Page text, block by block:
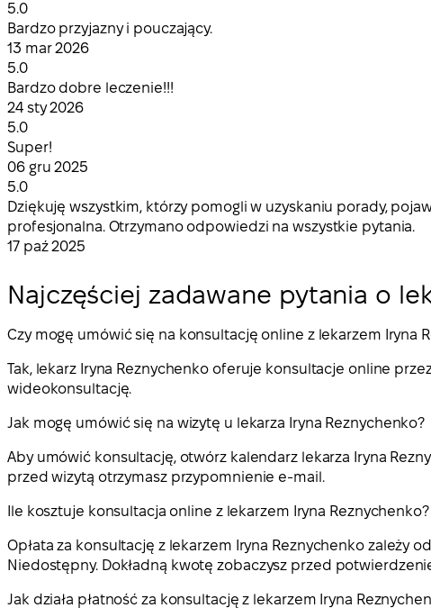
5.0
Bardzo przyjazny i pouczający.
13 mar 2026
5.0
Bardzo dobre leczenie!!!
24 sty 2026
5.0
Super!
06 gru 2025
5.0
Dziękuję wszystkim, którzy pomogli w uzyskaniu porady,
profesjonalna. Otrzymano odpowiedzi na wszystkie pytania.
17 paź 2025
Najczęściej zadawane pytania o
Czy mogę umówić się na konsultację online z lekarzem Iryna
Tak, lekarz Iryna Reznychenko oferuje konsultacje online
wideokonsultację.
Jak mogę umówić się na wizytę u lekarza Iryna Reznychenko?
Aby umówić konsultację, otwórz kalendarz lekarza Iryna
przed wizytą otrzymasz przypomnienie e-mail.
Ile kosztuje konsultacja online z lekarzem Iryna Reznychenko?
Opłata za konsultację z lekarzem Iryna Reznychenko zależy
Niedostępny. Dokładną kwotę zobaczysz przed
Jak działa płatność za konsultację z lekarzem Iryna